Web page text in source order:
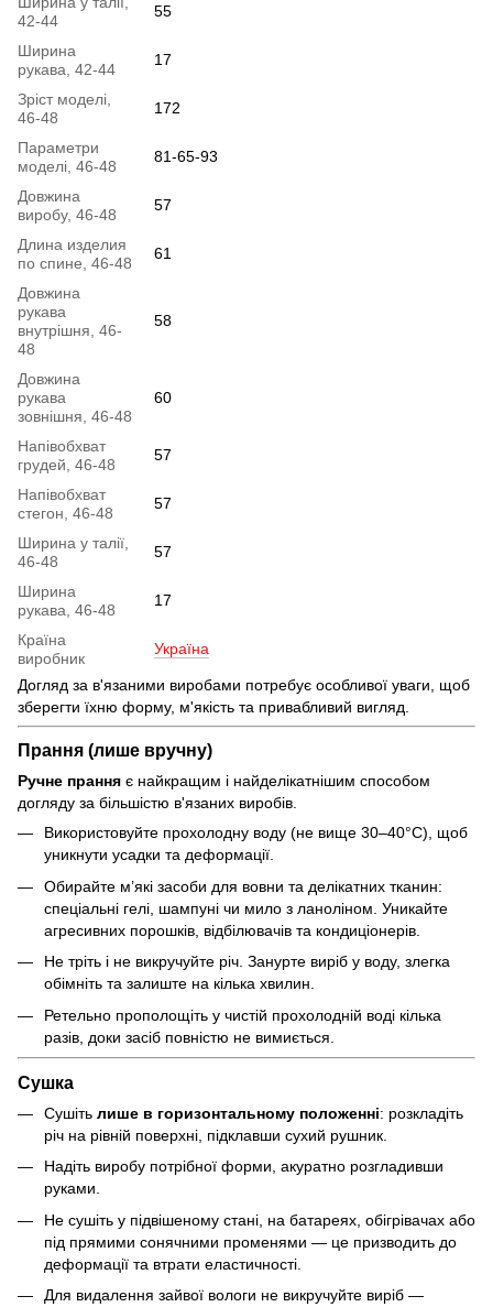
42-44
55
Ширина
рукава, 42-44
17
Зріст моделі,
46-48
172
Параметри
моделі, 46-48
81-65-93
Довжина
виробу, 46-48
57
Длина изделия
по спине, 46-48
61
Довжина
рукава
внутрішня, 46-
48
58
Довжина
рукава
зовнішня, 46-48
60
Напівобхват
грудей, 46-48
57
Напівобхват
стегон, 46-48
57
Ширина у талії,
46-48
57
Ширина
рукава, 46-48
17
Країна
виробник
Україна
Догляд за в'язаними виробами потребує особливої уваги, щоб
зберегти їхню форму, м'якість та привабливий вигляд.
Прання (лише вручну)
Ручне прання є найкращим і найделікатнішим способом
догляду за більшістю в'язаних виробів.
Використовуйте прохолодну воду (не вище 30–40°C), щоб
уникнути усадки та деформації.
Обирайте м’які засоби для вовни та делікатних тканин:
спеціальні гелі, шампуні чи мило з ланоліном. Уникайте
агресивних порошків, відбілювачів та кондиціонерів.
Не тріть і не викручуйте річ. Занурте виріб у воду, злегка
обімніть та залиште на кілька хвилин.
Ретельно прополощіть у чистій прохолодній воді кілька
разів, доки засіб повністю не вимиється.
Сушка
Сушіть лише в горизонтальному положенні: розкладіть
річ на рівній поверхні, підклавши сухий рушник.
Надіть виробу потрібної форми, акуратно розгладивши
руками.
Не сушіть у підвішеному стані, на батареях, обігрівачах або
під прямими сонячними променями — це призводить до
деформації та втрати еластичності.
Для видалення зайвої вологи не викручуйте виріб —